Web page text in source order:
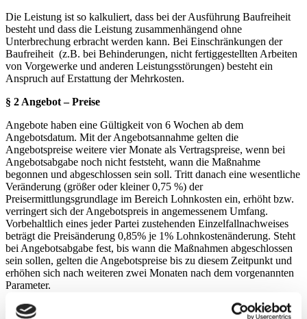
Die Leistung ist so kalkuliert, dass bei der Ausführung Baufreiheit
besteht und dass die Leistung zusammenhängend ohne
Unterbrechung erbracht werden kann. Bei Einschränkungen der
Baufreiheit (z.B. bei Behinderungen, nicht fertiggestellten Arbeiten
von Vorgewerke und anderen Leistungsstörungen) besteht ein
Anspruch auf Erstattung der Mehrkosten.
§ 2 Angebot – Preise
Angebote haben eine Gültigkeit von 6 Wochen ab dem
Angebotsdatum. Mit der Angebotsannahme gelten die
Angebotspreise weitere vier Monate als Vertragspreise, wenn bei
Angebotsabgabe noch nicht feststeht, wann die Maßnahme
begonnen und abgeschlossen sein soll. Tritt danach eine wesentliche
Veränderung (größer oder kleiner 0,75 %) der
Preisermittlungsgrundlage im Bereich Lohnkosten ein, erhöht bzw.
verringert sich der Angebotspreis in angemessenem Umfang.
Vorbehaltlich eines jeder Partei zustehenden Einzelfallnachweises
beträgt die Preisänderung 0,85% je 1% Lohnkostenänderung. Steht
bei Angebotsabgabe fest, bis wann die Maßnahmen abgeschlossen
sein sollen, gelten die Angebotspreise bis zu diesem Zeitpunkt und
erhöhen sich nach weiteren zwei Monaten nach dem vorgenannten
Parameter.
Eine Umsatzsteuererhöhung kann an den Auftraggeber